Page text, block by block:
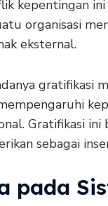
kepentingan
organisasi
eksternal.
gratifikasi
Gratifikasi
sebagai
pada